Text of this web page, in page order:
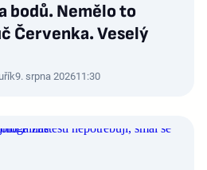
bodů. Nemělo to
Červenka. Veselý
9. srpna 202611:30